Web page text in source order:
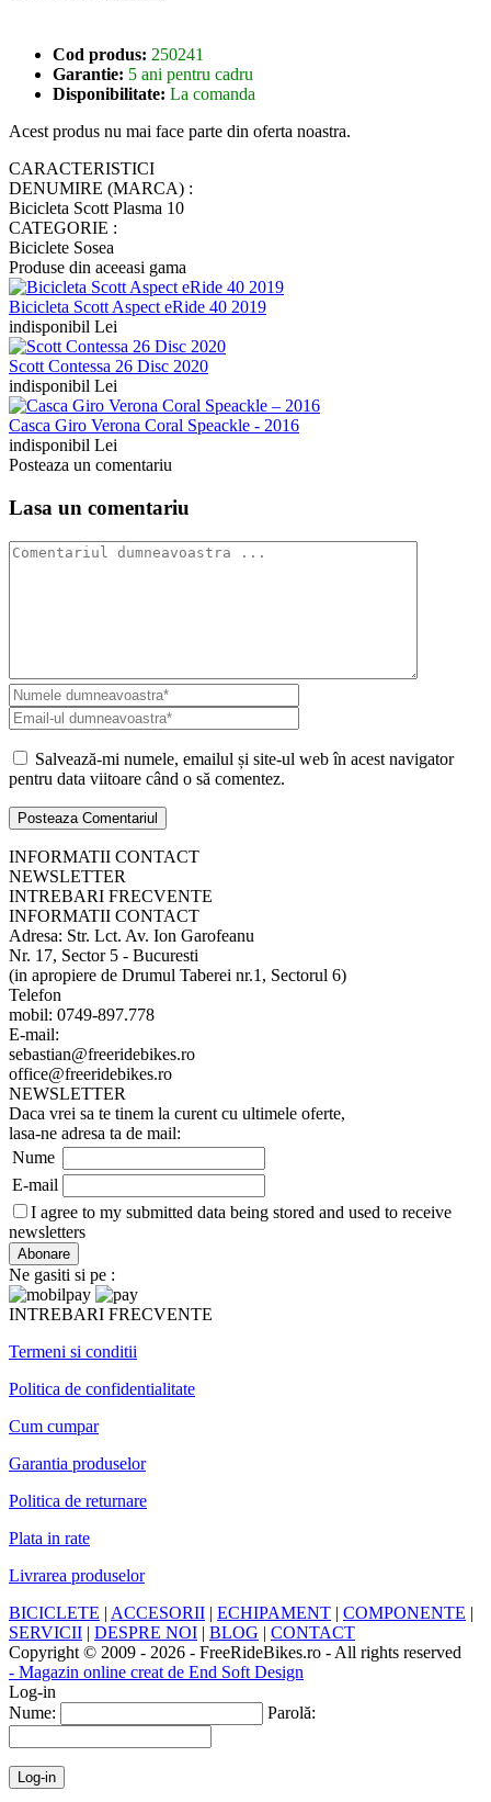
Cod produs: 250241
Garantie: 5 ani pentru cadru
Disponibilitate: La comanda
Acest produs nu mai face parte din oferta noastra.
CARACTERISTICI
DENUMIRE (MARCA) :
Bicicleta Scott Plasma 10
CATEGORIE :
Biciclete Sosea
Produse din aceeasi gama
Bicicleta Scott Aspect eRide 40 2019
indisponibil Lei
Scott Contessa 26 Disc 2020
indisponibil Lei
Casca Giro Verona Coral Speackle - 2016
indisponibil Lei
Posteaza un comentariu
Lasa un comentariu
Salvează-mi numele, emailul și site-ul web în acest navigator
pentru data viitoare când o să comentez.
INFORMATII CONTACT
NEWSLETTER
INTREBARI FRECVENTE
INFORMATII CONTACT
Adresa: Str. Lct. Av. Ion Garofeanu
Nr. 17, Sector 5 - Bucuresti
(in apropiere de Drumul Taberei nr.1, Sectorul 6)
Telefon
mobil: 0749-897.778
E-mail:
sebastian@freeridebikes.ro
office@freeridebikes.ro
NEWSLETTER
Daca vrei sa te tinem la curent cu ultimele oferte,
lasa-ne adresa ta de mail:
Nume
E-mail
I agree to my submitted data being stored and used to receive
newsletters
Ne gasiti si pe :
INTREBARI FRECVENTE
Termeni si conditii
Politica de confidentialitate
Cum cumpar
Garantia produselor
Politica de returnare
Plata in rate
Livrarea produselor
BICICLETE | ACCESORII | ECHIPAMENT | COMPONENTE |
SERVICII | DESPRE NOI | BLOG | CONTACT
Copyright © 2009 - 2026 - FreeRideBikes.ro - All rights reserved
- Magazin online creat de End Soft Design
Log-in
Nume:
Parolă: